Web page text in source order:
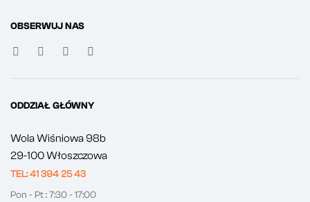
OBSERWUJ NAS
ODDZIAŁ GŁÓWNY
Wola Wiśniowa 98b
29-100 Włoszczowa
TEL: 41 394 25 43
Pon - Pt : 7:30 - 17:00